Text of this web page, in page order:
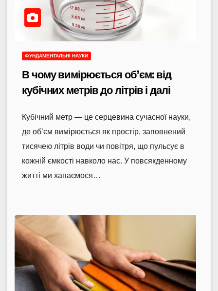
ФУНДАМЕНТАЛЬНІ НАУКИ
В чому вимірюється об’єм: від
кубічних метрів до літрів і далі
Кубічний метр — це серцевина сучасної науки,
де об’єм вимірюється як простір, заповнений
тисячею літрів води чи повітря, що пульсує в
кожній ємкості навколо нас. У повсякденному
житті ми хапаємося…